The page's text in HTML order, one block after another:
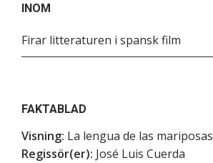
INOM
Firar litteraturen i spansk film
FAKTABLAD
Visning: La lengua de las mariposas
Regissör(er): José Luis Cuerda